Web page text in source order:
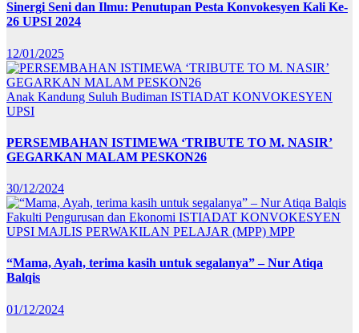
Sinergi Seni dan Ilmu: Penutupan Pesta Konvokesyen Kali Ke-
26 UPSI 2024
12/01/2025
Anak Kandung Suluh Budiman ISTIADAT KONVOKESYEN
UPSI
PERSEMBAHAN ISTIMEWA ‘TRIBUTE TO M. NASIR’
GEGARKAN MALAM PESKON26
30/12/2024
Fakulti Pengurusan dan Ekonomi ISTIADAT KONVOKESYEN
UPSI MAJLIS PERWAKILAN PELAJAR (MPP) MPP
“Mama, Ayah, terima kasih untuk segalanya” – Nur Atiqa
Balqis
01/12/2024